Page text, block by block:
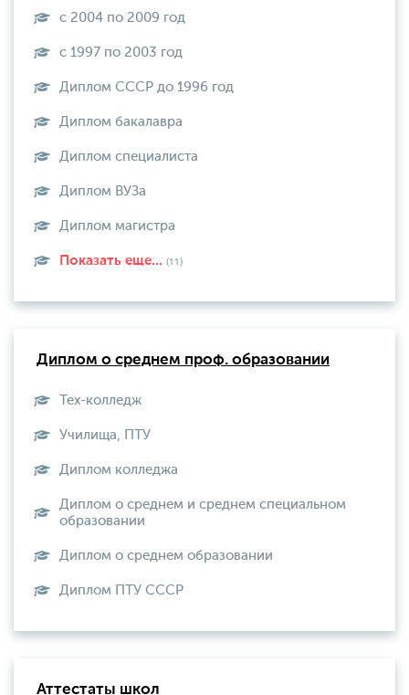
с 2004 по 2009 год
с 1997 по 2003 год
Диплом СССР до 1996 год
Диплом бакалавра
Диплом специалиста
Диплом ВУЗа
Диплом магистра
Показать еще... (11)
Диплом о среднем проф. образовании
Тех-колледж
Училища, ПТУ
Диплом колледжа
Диплом о среднем и среднем специальном
образовании
Диплом о среднем образовании
Диплом ПТУ СССР
Аттестаты школ